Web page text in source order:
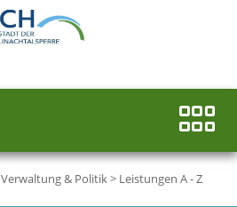
Verwaltung & Politik> Leistungen A - Z